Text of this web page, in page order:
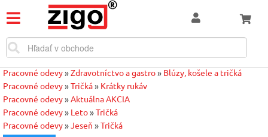
Pracovné odevy»Zdravotníctvo a gastro» Blúzy, košele a tričká
Pracovné odevy»Tričká» Krátky rukáv
Pracovné odevy»Aktuálna AKCIA
Pracovné odevy» Leto»Tričká
Pracovné odevy»Jeseň »Tričká